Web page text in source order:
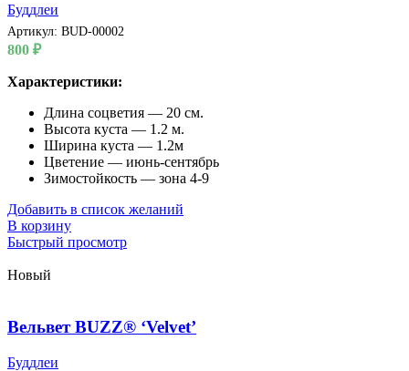
Буддлеи
Артикул: BUD-00002
800 ₽
Характеристики:
Длина соцветия — 20 см.
Высота куста — 1.2 м.
Ширина куста — 1.2м
Цветение — июнь-сентябрь
Зимостойкость — зона 4-9
Добавить в список желаний
В корзину
Быстрый просмотр
Новый
Вельвет BUZZ® ‘Velvet’
Буддлеи